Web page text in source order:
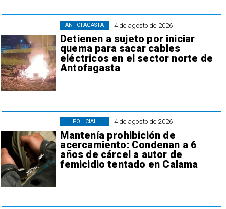
4 de agosto de 2026
Detienen a sujeto por iniciar
quema para sacar cables
eléctricos en el sector norte de
Antofagasta
ANTOFAGASTA
4 de agosto de 2026
Mantenía prohibición de
acercamiento: Condenan a 6
años de cárcel a autor de
femicidio tentado en Calama
POLICIAL